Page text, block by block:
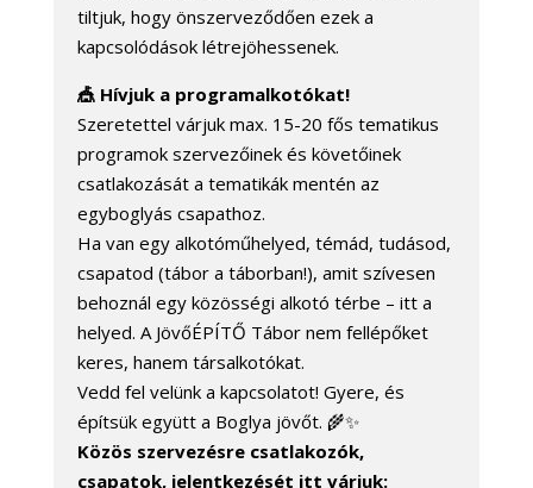
tiltjuk, hogy önszerveződően ezek a
kapcsolódások létrejöhessenek.
🎪 Hívjuk a programalkotókat!
Szeretettel várjuk max. 15-20 fős tematikus
programok szervezőinek és követőinek
csatlakozását a tematikák mentén az
egyboglyás csapathoz.
Ha van egy alkotóműhelyed, témád, tudásod,
csapatod (tábor a táborban!), amit szívesen
behoznál egy közösségi alkotó térbe – itt a
helyed. A JövőÉPÍTŐ Tábor nem fellépőket
keres, hanem társalkotókat.
Vedd fel velünk a kapcsolatot! Gyere, és
építsük együtt a Boglya jövőt. 🌾✨
Közös szervezésre csatlakozók,
csapatok, jelentkezését itt várjuk: